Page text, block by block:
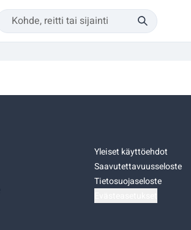
Yleiset käyttöehdot
Saavutettavuusseloste
Tietosuojaseloste